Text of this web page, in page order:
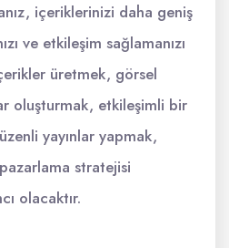
içeriklerinizi daha geniş
ve etkileşim sağlamanızı
üretmek, görsel
oluşturmak, etkileşimli bir
yayınlar yapmak,
stratejisi
olacaktır.